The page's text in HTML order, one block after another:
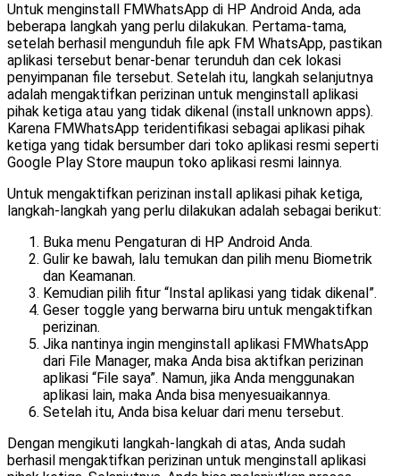
Untuk menginstall FMWhatsApp di HP Android Anda, ada
beberapa langkah yang perlu dilakukan. Pertama-tama,
setelah berhasil mengunduh file apk FM WhatsApp, pastikan
aplikasi tersebut benar-benar terunduh dan cek lokasi
penyimpanan file tersebut. Setelah itu, langkah selanjutnya
adalah mengaktifkan perizinan untuk menginstall aplikasi
pihak ketiga atau yang tidak dikenal (install unknown apps).
Karena FMWhatsApp teridentifikasi sebagai aplikasi pihak
ketiga yang tidak bersumber dari toko aplikasi resmi seperti
Google Play Store maupun toko aplikasi resmi lainnya.
Untuk mengaktifkan perizinan install aplikasi pihak ketiga,
langkah-langkah yang perlu dilakukan adalah sebagai berikut:
Buka menu Pengaturan di HP Android Anda.
Gulir ke bawah, lalu temukan dan pilih menu Biometrik
dan Keamanan.
Kemudian pilih fitur “Instal aplikasi yang tidak dikenal”.
Geser toggle yang berwarna biru untuk mengaktifkan
perizinan.
Jika nantinya ingin menginstall aplikasi FMWhatsApp
dari File Manager, maka Anda bisa aktifkan perizinan
aplikasi “File saya”. Namun, jika Anda menggunakan
aplikasi lain, maka Anda bisa menyesuaikannya.
Setelah itu, Anda bisa keluar dari menu tersebut.
Dengan mengikuti langkah-langkah di atas, Anda sudah
berhasil mengaktifkan perizinan untuk menginstall aplikasi